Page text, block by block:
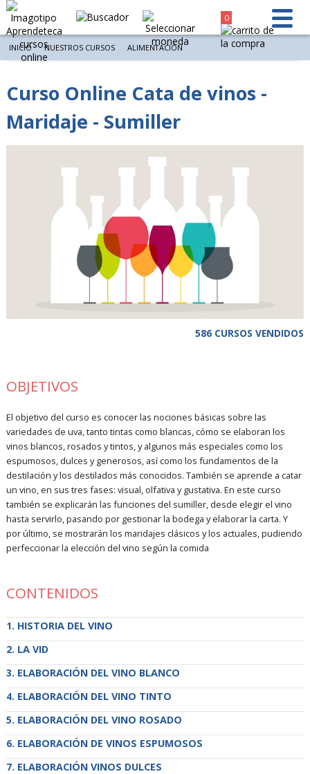
0
INICIO NUESTROS CURSOS ALIMENTACIÓN
Curso Online Cata de vinos -
Maridaje - Sumiller
586 CURSOS VENDIDOS
OBJETIVOS
El objetivo del curso es conocer las nociones básicas sobre las
variedades de uva, tanto tintas como blancas, cómo se elaboran los
vinos blancos, rosados y tintos, y algunos más especiales como los
espumosos, dulces y generosos, así como los fundamentos de la
destilación y los destilados más conocidos. También se aprende a catar
un vino, en sus tres fases: visual, olfativa y gustativa. En este curso
también se explicarán las funciones del sumiller, desde elegir el vino
hasta servirlo, pasando por gestionar la bodega y elaborar la carta. Y
por último, se mostrarán los maridajes clásicos y los actuales, pudiendo
perfeccionar la elección del vino según la comida
CONTENIDOS
HISTORIA DEL VINO
LA VID
ELABORACIÓN DEL VINO BLANCO
ELABORACIÓN DEL VINO TINTO
ELABORACIÓN DEL VINO ROSADO
ELABORACIÓN DE VINOS ESPUMOSOS
ELABORACIÓN VINOS DULCES